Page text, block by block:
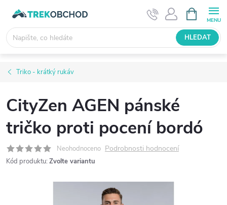
obsah
NÁKUPNÍ
KOŠÍK
HLEDAT
Triko - krátký rukáv
CityZen AGEN pánské
tričko proti pocení bordó
Neohodnoceno Podrobnosti hodnocení
Kód produktu: Zvolte variantu